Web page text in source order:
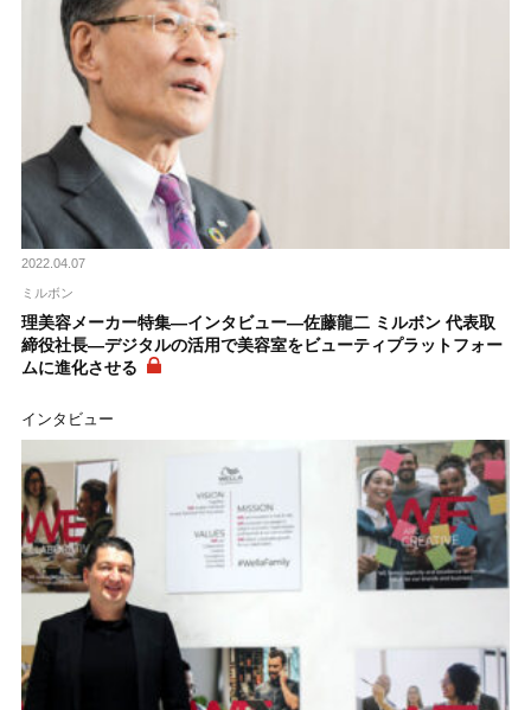
2022.04.07
ミルボン
理美容メーカー特集―インタビュー―佐藤龍二 ミルボン 代表取
締役社長―デジタルの活用で美容室をビューティプラットフォー
ムに進化させる
インタビュー